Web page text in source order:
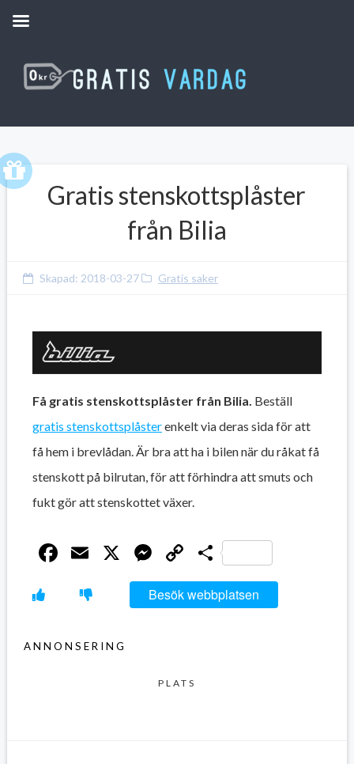
Gratis stenskottsplåster
från Bilia
Skapad: 2018-03-27 Gratis saker
Få gratis stenskottsplåster från Bilia. Beställ
gratis stenskottsplåsterenkelt via deras sida för att
få hem i brevlådan. Är bra att ha i bilen när du råkat få
stenskott på bilrutan, för att förhindra att smuts och
fukt gör att stenskottet växer.
Facebook
Email
X Messenger
Copy
Link
Dela
Besök webbplatsen
ANNONSERING
PLATS